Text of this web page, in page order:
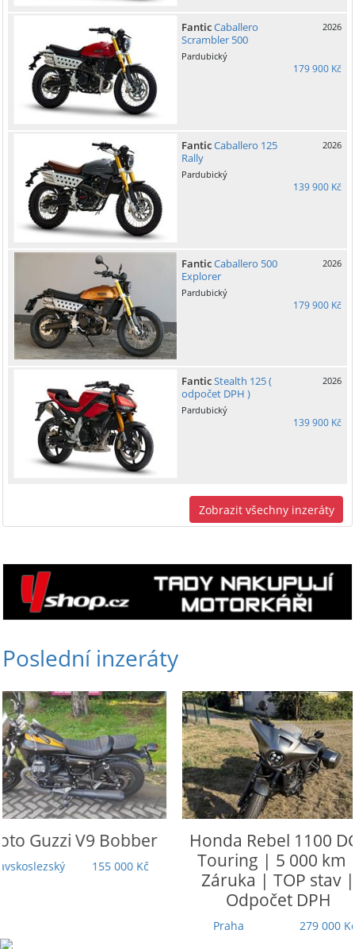
FanticCaballero
Scrambler 500
2026
Pardubický
179 900 Kč
FanticCaballero 125
Rally
2026
Pardubický
139 900 Kč
FanticCaballero 500
Explorer
2026
Pardubický
179 900 Kč
FanticStealth 125 (
odpočet DPH )
2026
Pardubický
139 900 Kč
Zobrazit všechny inzeráty
Poslední inzeráty
HondaRebel 1100 DCT
Touring | 5 000 km |
Záruka | TOP stav |
HondaCRF 1100
Twin Adventure
Ústecký 305